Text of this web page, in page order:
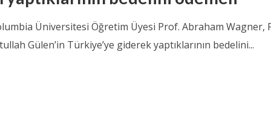
Üniversitesi Öğretim Üyesi Prof. Abraham Wagner,
Gülen’in Türkiye’ye giderek yaptıklarının bedelini...